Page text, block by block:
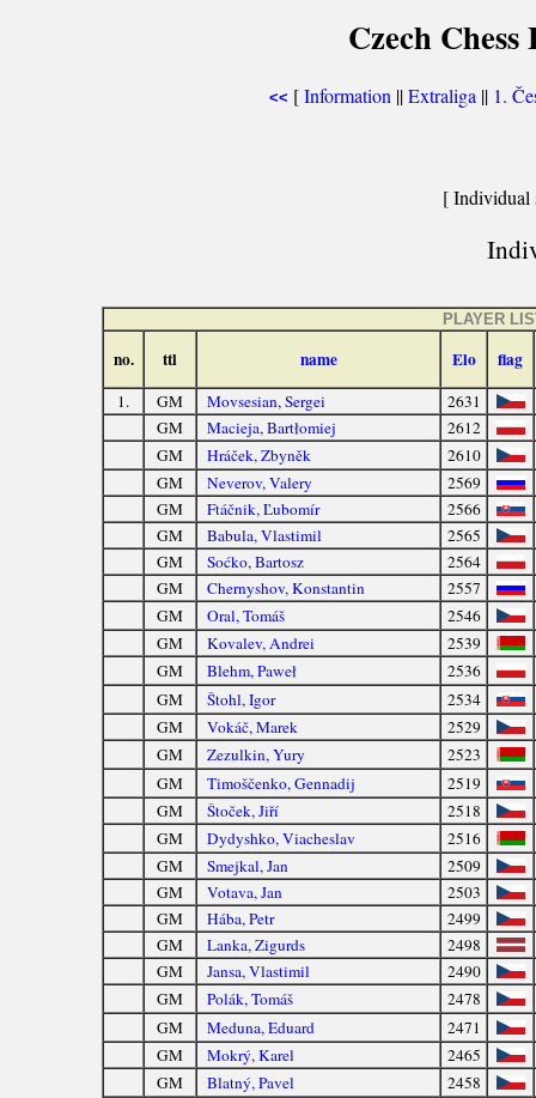
Czech
<< [Information ||Extraliga || 1.
[ Individual
PLAYER
no. ttl name Elo flag
1. GM Movsesian, Sergei
2631
GM
Macieja, Bartłomiej
2612
GM
Hráček, Zbyněk
2610
GM
Neverov, Valery
2569
GM
Ftáčnik, Ľubomír
2566
GM
Babula, Vlastimil
2565
GM
Soćko, Bartosz
2564
GM
Chernyshov, Konstantin
2557
GM
Oral, Tomáš
2546
GM
Kovalev, Andrei
2539
GM
Blehm, Paweł
2536
GM
Štohl, Igor
2534
GM
Vokáč, Marek
2529
GM
Zezulkin, Yury
2523
GM
Timoščenko, Gennadij
2519
GM
Štoček, Jiří
2518
GM
Dydyshko, Viacheslav
2516
GM
Smejkal, Jan
2509
GM
Votava, Jan
2503
GM
Hába, Petr
2499
GM
Lanka, Zigurds
2498
GM
Jansa, Vlastimil
2490
GM
Polák, Tomáš
2478
GM
Meduna, Eduard
2471
GM
Mokrý, Karel
2465
GM
Blatný, Pavel
2458